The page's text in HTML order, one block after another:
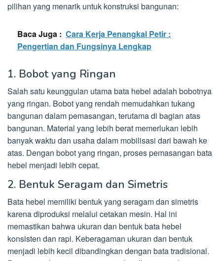
pilihan yang menarik untuk konstruksi bangunan:
Baca Juga : Cara Kerja Penangkal Petir :
Pengertian dan Fungsinya Lengkap
1. Bobot yang Ringan
Salah satu keunggulan utama bata hebel adalah bobotnya
yang ringan. Bobot yang rendah memudahkan tukang
bangunan dalam pemasangan, terutama di bagian atas
bangunan. Material yang lebih berat memerlukan lebih
banyak waktu dan usaha dalam mobilisasi dari bawah ke
atas. Dengan bobot yang ringan, proses pemasangan bata
hebel menjadi lebih cepat.
2. Bentuk Seragam dan Simetris
Bata hebel memiliki bentuk yang seragam dan simetris
karena diproduksi melalui cetakan mesin. Hal ini
memastikan bahwa ukuran dan bentuk bata hebel
konsisten dan rapi. Keberagaman ukuran dan bentuk
menjadi lebih kecil dibandingkan dengan bata tradisional.